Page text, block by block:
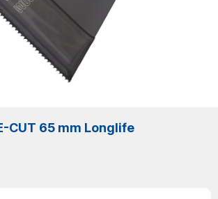
CUT 65 mm Longlife